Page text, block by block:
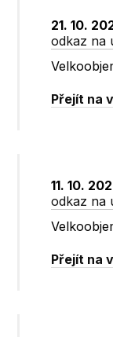
21. 10.
odkaz na
Přejít na
11. 10.
odkaz na
Přejít na